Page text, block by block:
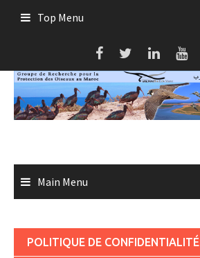
Top Menu
Main Menu
POLITIQUE DE CONFIDENTIALITÉ